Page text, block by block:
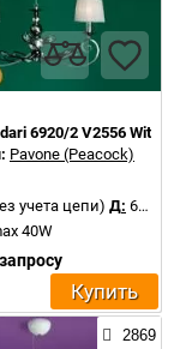
6920/2 V2556 With
Pavone (Peacock)
учета цепи) Д: 66 см
40W
Купить
2869